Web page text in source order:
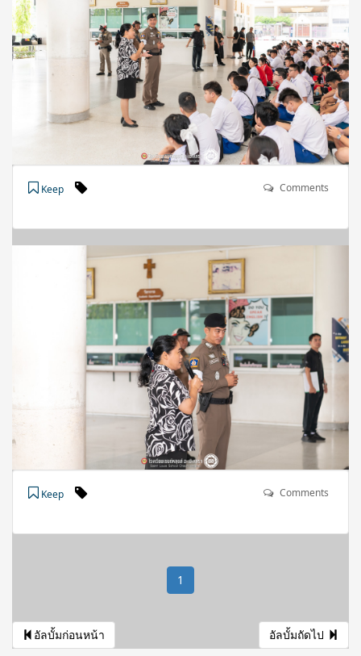
Keep Comments
Keep Comments
1
อัลบั้มก่อนหน้า อัลบั้มถัดไป